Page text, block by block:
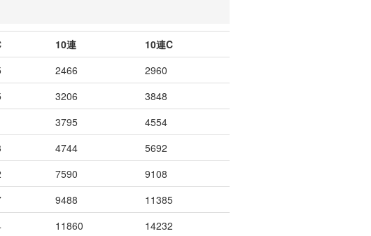
10連
10連C
2466
2960
3206
3848
3795
4554
4744
5692
7590
9108
9488
11385
11860 14232